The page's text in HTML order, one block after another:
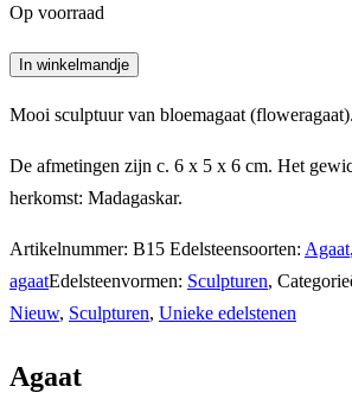
Op voorraad
Bloemagaat
3
aantal
In winkelmandje
Mooi sculptuur van bloemagaat (floweragaat).
De afmetingen zijn c. 6 x 5 x 6 cm. Het
herkomst: Madagaskar.
Artikelnummer: B15 Edelsteensoorten: Agaat,
agaatEdelsteenvormen: Sculpturen,
Nieuw, Sculpturen, Unieke edelstenen
Agaat